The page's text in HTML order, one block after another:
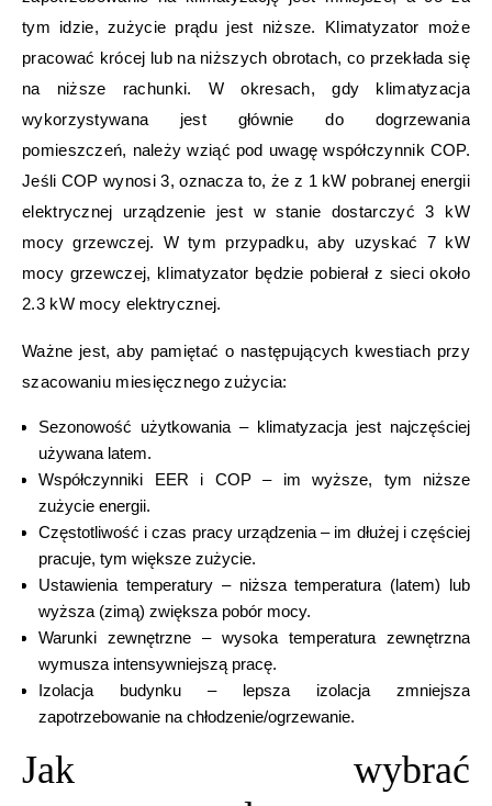
tym idzie, zużycie prądu jest niższe. Klimatyzator może
pracować krócej lub na niższych obrotach, co przekłada się
na niższe rachunki. W okresach, gdy klimatyzacja
wykorzystywana jest głównie do dogrzewania
pomieszczeń, należy wziąć pod uwagę współczynnik COP.
Jeśli COP wynosi 3, oznacza to, że z 1 kW pobranej energii
elektrycznej urządzenie jest w stanie dostarczyć 3 kW
mocy grzewczej. W tym przypadku, aby uzyskać 7 kW
mocy grzewczej, klimatyzator będzie pobierał z sieci około
2.3 kW mocy elektrycznej.
Ważne jest, aby pamiętać o następujących kwestiach przy
szacowaniu miesięcznego zużycia:
Sezonowość użytkowania – klimatyzacja jest najczęściej
używana latem.
Współczynniki EER i COP – im wyższe, tym niższe
zużycie energii.
Częstotliwość i czas pracy urządzenia – im dłużej i częściej
pracuje, tym większe zużycie.
Ustawienia temperatury – niższa temperatura (latem) lub
wyższa (zimą) zwiększa pobór mocy.
Warunki zewnętrzne – wysoka temperatura zewnętrzna
wymusza intensywniejszą pracę.
Izolacja budynku – lepsza izolacja zmniejsza
zapotrzebowanie na chłodzenie/ogrzewanie.
Jak wybrać